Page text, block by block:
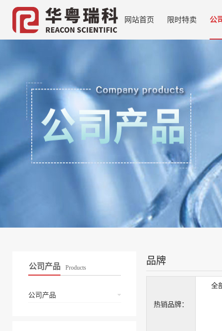
网站首页 限时特卖 公
公司产品 Products
公司产品
品牌
热销品牌：
全